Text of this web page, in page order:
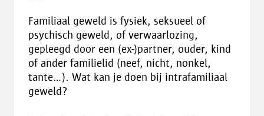
Familiaal geweld is fysiek, seksueel of
psychisch geweld, of verwaarlozing,
gepleegd door een (ex-)partner, ouder, kind
of ander familielid (neef, nicht, nonkel,
tante...). Wat kan je doen bij intrafamiliaal
geweld?